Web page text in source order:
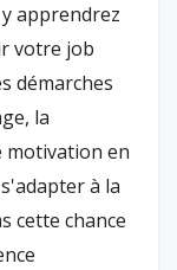
apprendrez
votre job
démarches
la
motivation en
à la
cette chance